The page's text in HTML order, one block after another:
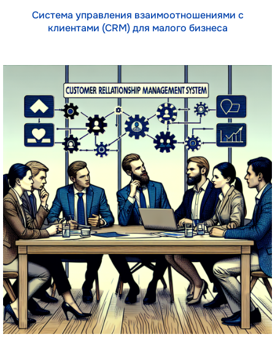
Система управления взаимоотношениями с
клиентами (CRM) для малого бизнеса